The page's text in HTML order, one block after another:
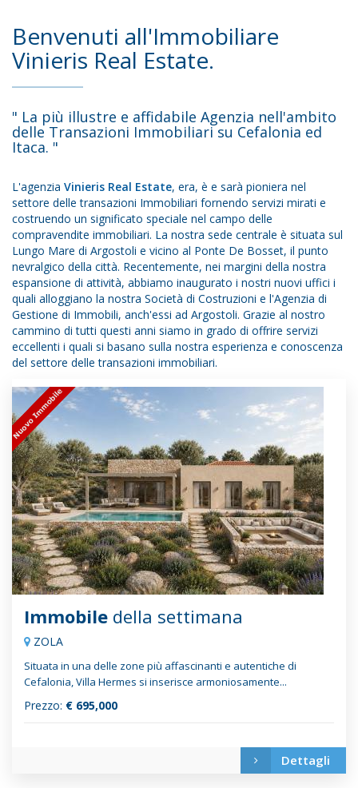
Benvenuti all'Immobiliare
Vinieris Real Estate.
" La più illustre e affidabile Agenzia nell'ambito
delle Transazioni Immobiliari su Cefalonia ed
Itaca. "
L'agenzia Vinieris Real Estate, era, è e sarà pioniera nel
settore delle transazioni Immobiliari fornendo servizi mirati e
costruendo un significato speciale nel campo delle
compravendite immobiliari. La nostra sede centrale è situata sul
Lungo Mare di Argostoli e vicino al Ponte De Bosset, il punto
nevralgico della città. Recentemente, nei margini della nostra
espansione di attività, abbiamo inaugurato i nostri nuovi uffici i
quali alloggiano la nostra Società di Costruzioni e l'Agenzia di
Gestione di Immobili, anch'essi ad Argostoli. Grazie al nostro
cammino di tutti questi anni siamo in grado di offrire servizi
eccellenti i quali si basano sulla nostra esperienza e conoscenza
del settore delle transazioni immobiliari.
Immobile della settimana
ZOLA
Situata in una delle zone più affascinanti e autentiche di
Cefalonia, Villa Hermes si inserisce armoniosamente...
Prezzo: € 695,000
Dettagli